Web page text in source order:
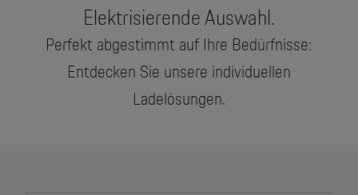
Porsche Poster DesignerElektrisierende Auswahl.
Perfekt abgestimmt auf Ihre Bedürfnisse:
Entdecken Sie unsere individuellen
Ladelösungen.